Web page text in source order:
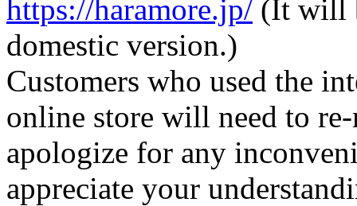
https://haramore.jp/ (It will
domestic version.)
Customers who used the
online store will need to
apologize for any
appreciate your